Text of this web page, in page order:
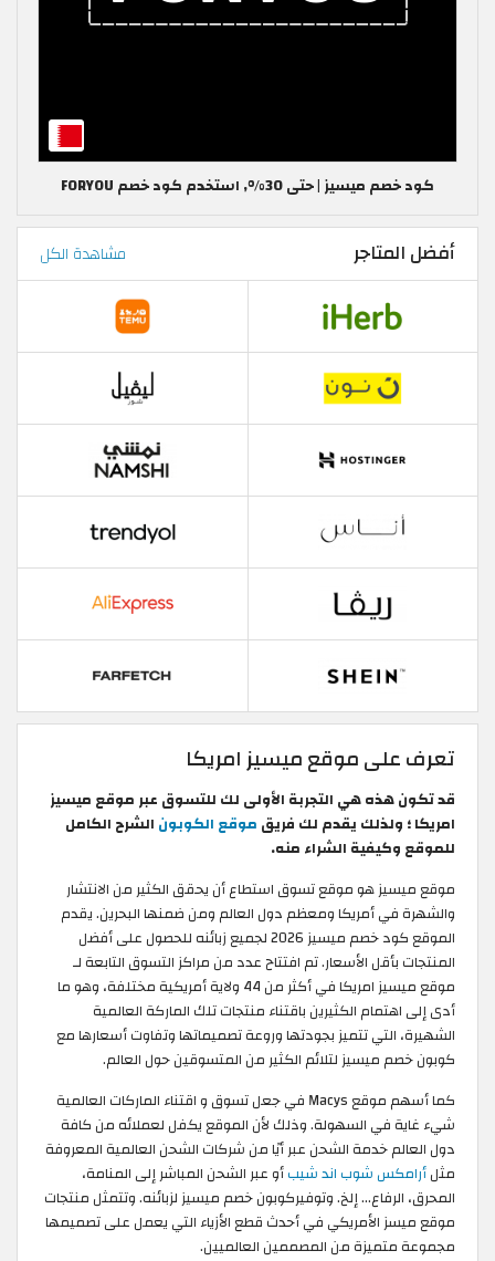
كود خصم ميسيز | حتى 30%, استخدم كود خصم FORYOU
أفضل المتاجر مشاهدة الكل
تعرف على موقع ميسيز امريكا
قد تكون هذه هي التجربة الأولى لك للتسوق عبر موقع ميسيز
امريكا ؛ ولذلك يقدم لك فريق موقع الكوبون الشرح الكامل
للموقع وكيفية الشراء منه.
موقع ميسيز هو موقع تسوق استطاع أن يحقق الكثير من الانتشار
والشهرة في أمريكا ومعظم دول العالم ومن ضمنها البحرين. يقدم
الموقع كود خصم ميسيز 2026 لجميع زبائنه للحصول على أفضل
المنتجات بأقل الأسعار. تم افتتاح عدد من مراكز التسوق التابعة لـ
موقع ميسيز امريكا في أكثر من 44 ولاية أمريكية مختلفة، وهو ما
أدى إلى اهتمام الكثيرين باقتناء منتجات تلك الماركة العالمية
الشهيرة، التي تتميز بجودتها وروعة تصميماتها وتفاوت أسعارها مع
كوبون خصم ميسيز لتلائم الكثير من المتسوقين حول العالم.
كما أسهم موقع Macys في جعل تسوق و اقتناء الماركات العالمية
شيء غاية في السهولة. وذلك لأن الموقع يكفل لعملائه من كافة
دول العالم خدمة الشحن عبر أيًا من شركات الشحن العالمية المعروفة
مثلأرامكس شوب اند شيبأو عبر الشحن المباشر إلى المنامة،
المحرق، الرفاع... إلخ. وتوفيركوبون خصم ميسيز لزبائنه. وتتمثل منتجات
موقع ميسز الأمريكي في أحدث قطع الأزياء التي يعمل على تصميمها
مجموعة متميزة من المصممين العالميين.